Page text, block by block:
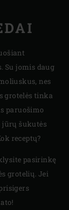
Su jomis daug
nes
grotelės tinka
paruošimo
jūrų šukutės
receptų?
pasirinkę
grotelių. Jei